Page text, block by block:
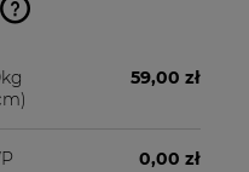
kosztów płatności
59,00 zł
0,00 zł